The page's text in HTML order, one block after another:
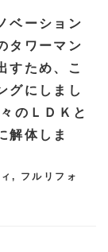
ベーション
タワーマン
すため、こ
グにしまし
のＬＤＫと
解体しま
, フルリフォ